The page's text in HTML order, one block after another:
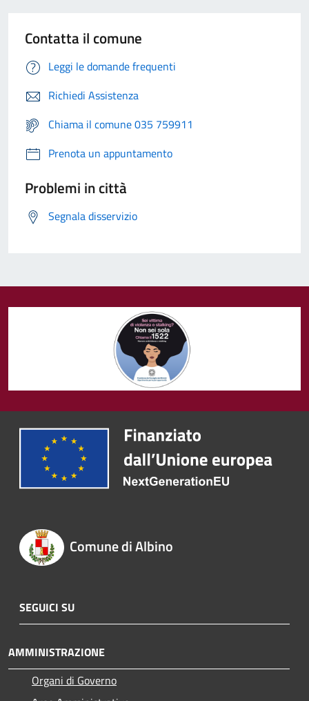
Contatta il comune
Leggi le domande frequenti
Richiedi Assistenza
Chiama il comune 035 759911
Prenota un appuntamento
Problemi in città
Segnala disservizio
Comune di Albino
SEGUICI SU
AMMINISTRAZIONE
Organi di Governo